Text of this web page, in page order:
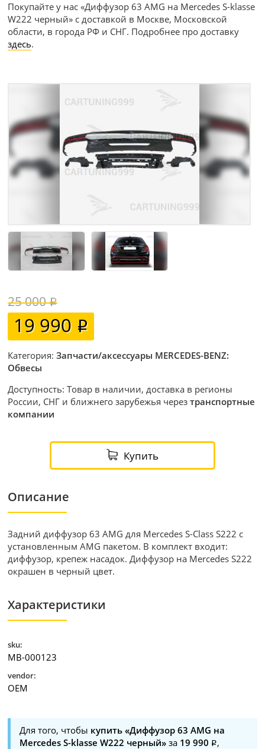
Покупайте у нас «Диффузор 63 AMG на Mercedes S-klasse
W222 черный» с доставкой в Москве, Московской
области, в города РФ и СНГ. Подробнее про доставку
здесь.
25 000
19 990
Категория:Запчасти/аксессуары MERCEDES-BENZ:
Обвесы
Доступность: Товар в наличии, доставка в регионы
России, СНГ и ближнего зарубежья черезтранспортные
компании
Купить
Описание
Задний диффузор 63 AMG для Mercedes S-Class S222 с
установленным AMG пакетом. В комплект входит:
диффузор, крепеж насадок. Диффузор на Mercedes S222
окрашен в черный цвет.
Характеристики
sku:
MB-000123
vendor:
OEM
Для того, чтобы купить «Диффузор 63 AMG на
Mercedes S-klasse W222 черный» за 19 990
,